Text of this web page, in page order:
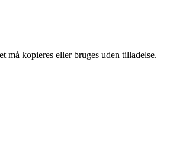
kopieres eller bruges uden tilladelse.